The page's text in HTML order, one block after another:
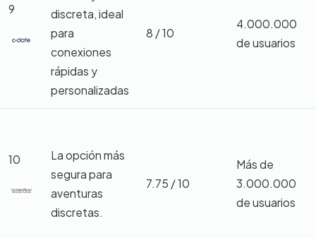
9
discreta, ideal
para
conexiones
rápidas y
personalizadas
8 / 10
4.000.000
de usuarios
10
La opción más
segura para
aventuras
discretas.
7.75 / 10
Más de
3.000.000
de usuarios